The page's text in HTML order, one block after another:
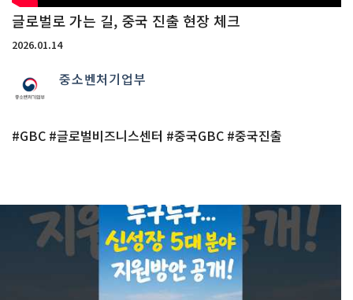
글로벌로 가는 길, 중국 진출 현장 체크
2026.01.14
중소벤처기업부
#GBC #글로벌비즈니스센터 #중국GBC #중국진출